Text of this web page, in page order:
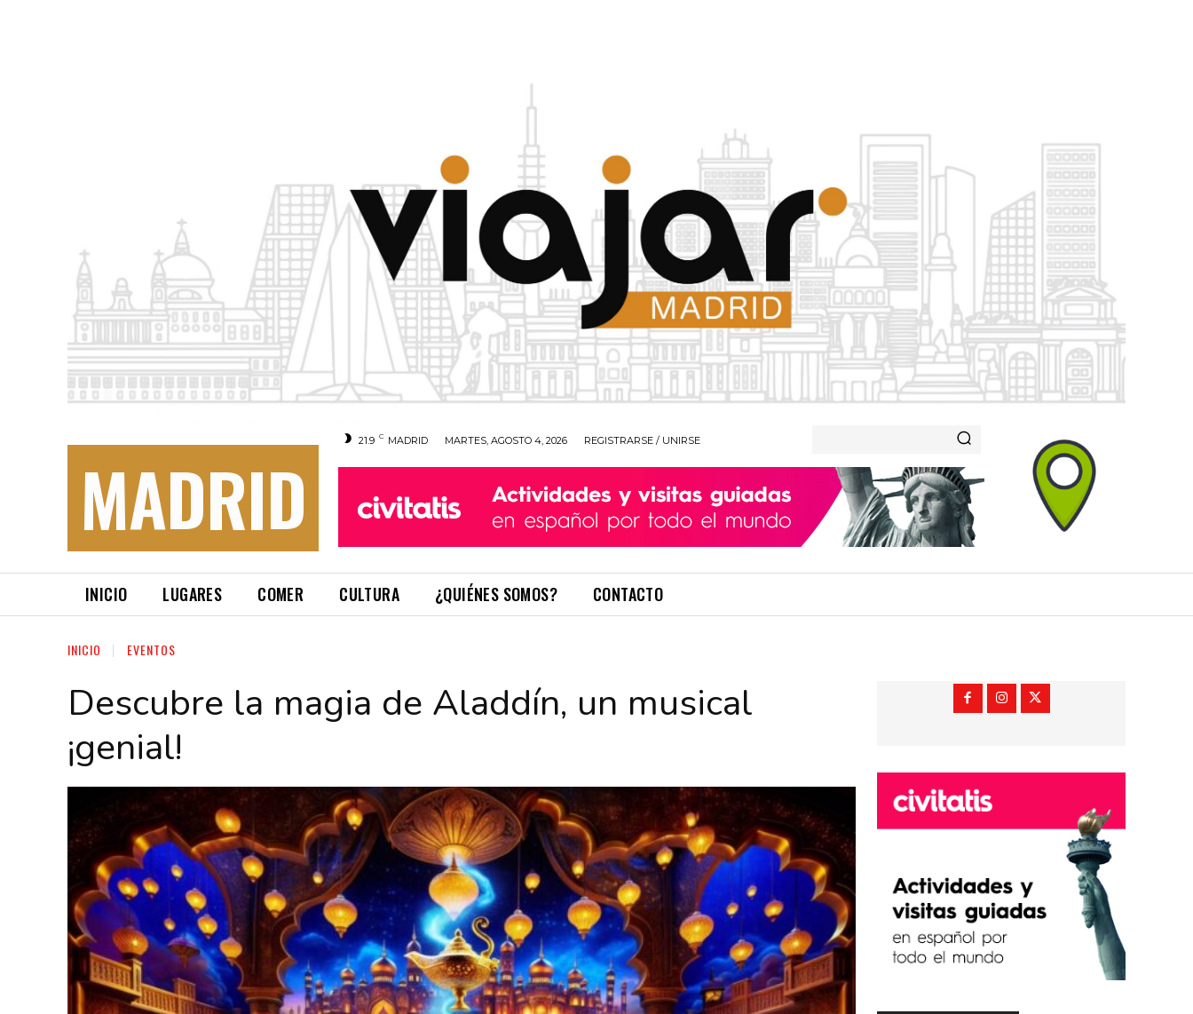
MADRID
21.9 C MADRID MARTES, AGOSTO 4, 2026 REGISTRARSE / UNIRSE
INICIO LUGARES COMER CULTURA ¿QUIÉNES SOMOS? CONTACTO
INICIO EVENTOS
Descubre la magia de Aladdín, un musical
¡genial!